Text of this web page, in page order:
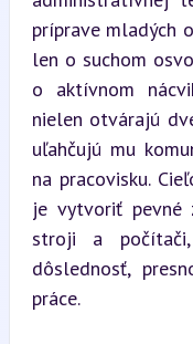
príprave mladých
len o suchom
o aktívnom
nielen otvárajú
uľahčujú mu
na pracovisku.
je vytvoriť pevné
stroji a
dôslednosť,
práce.